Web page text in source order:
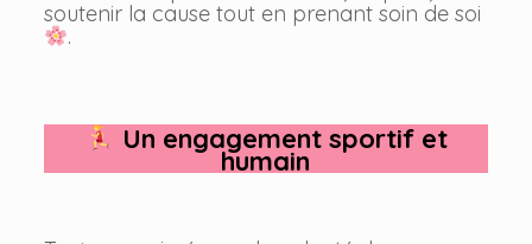
soutenir la cause tout en prenant soin de soi
.
Un engagement sportif et
humain